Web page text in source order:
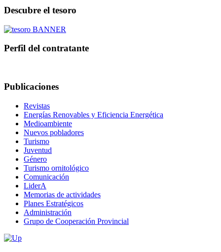
Descubre el tesoro
Perfil del contratante
Publicaciones
Revistas
Energías Renovables y Eficiencia Energética
Medioambiente
Nuevos pobladores
Turismo
Juventud
Género
Turismo ornitológico
Comunicación
LiderA
Memorias de actividades
Planes Estratégicos
Administración
Grupo de Cooperación Provincial